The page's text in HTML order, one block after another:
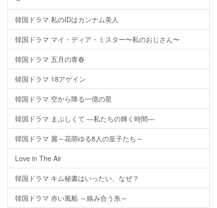
韓国ドラマ 私のIDはカンナム美人
韓国ドラマ マイ・ディア・ミスター〜私のおじさん〜
韓国ドラマ 五月の青春
韓国ドラマ 18アゲイン
韓国ドラマ 空から降る一億の星
韓国ドラマ まぶしくて ―私たちの輝く時間―
韓国ドラマ 麗～花萌ゆる8人の皇子たち～
Love in The Air
韓国ドラマ キム秘書はいったい、なぜ？
韓国ドラマ 赤い風船 ～絡み合う糸～